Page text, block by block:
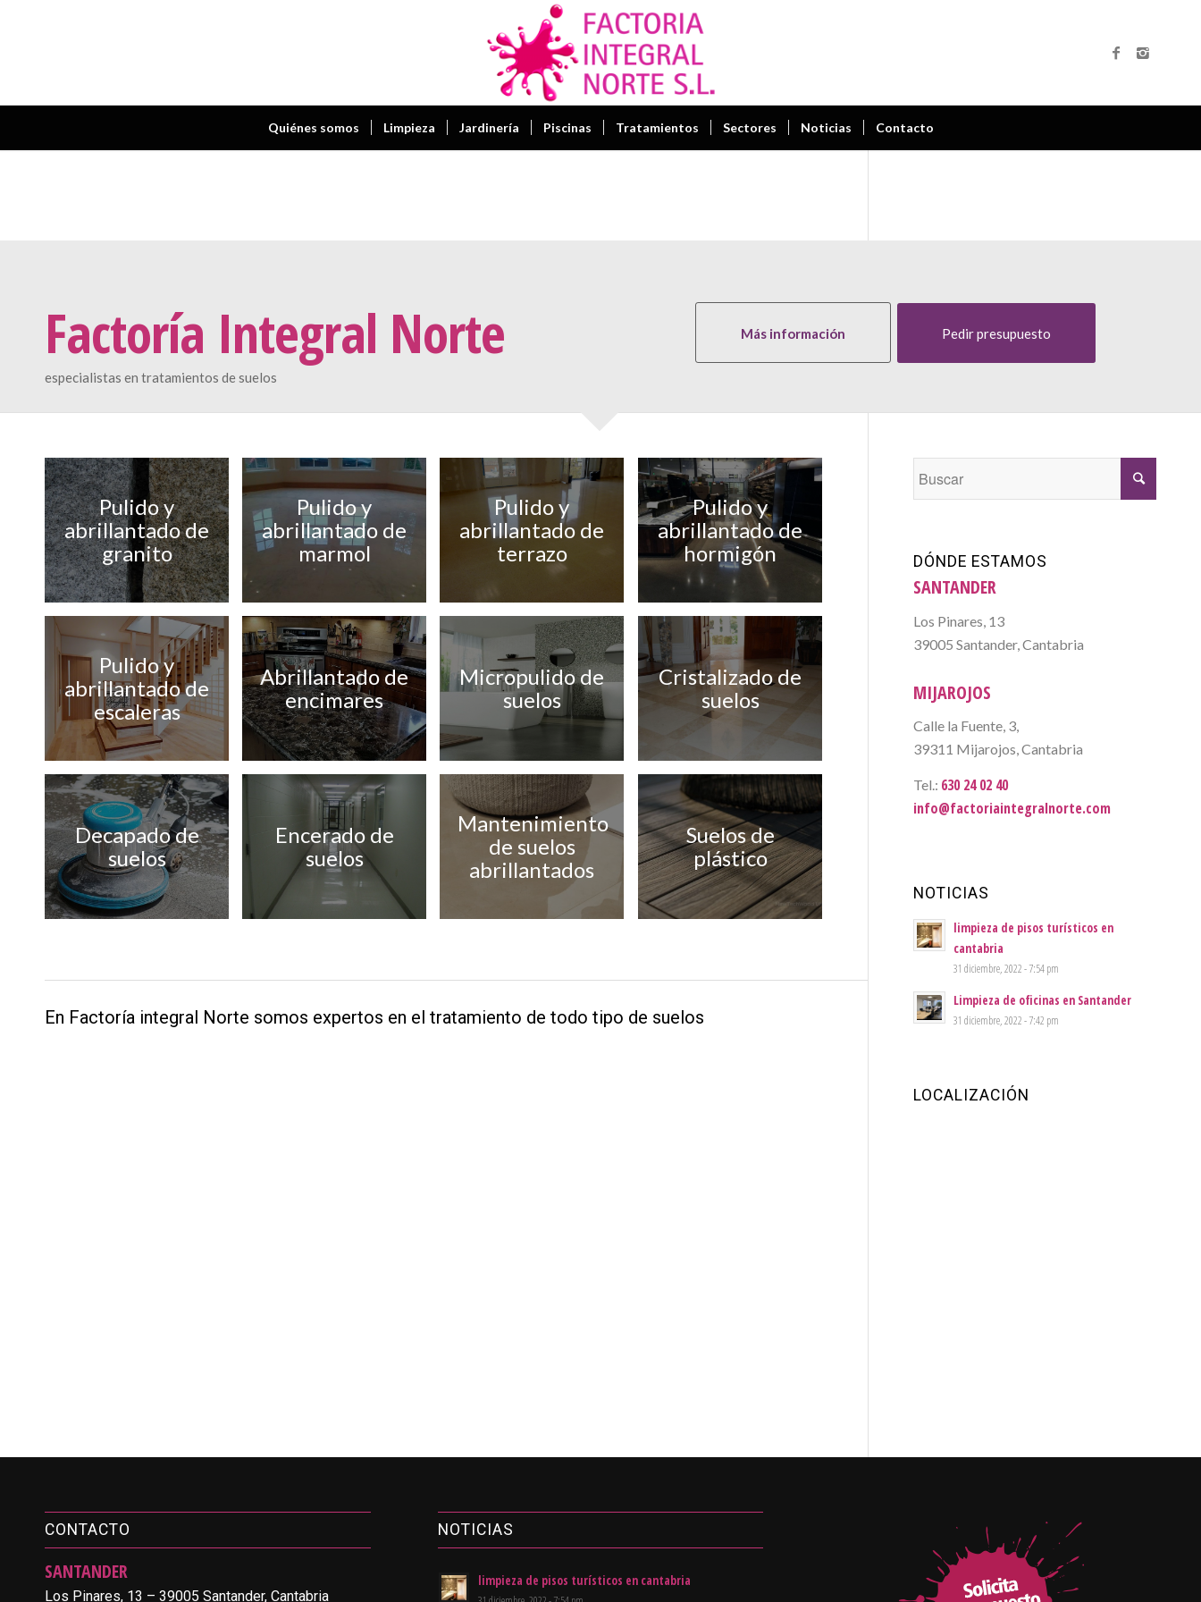
Quiénes somos Limpieza Jardinería Piscinas Tratamientos Sectores Noticias Contacto
Factoría Integral Norte
especialistas en tratamientos de suelos
Más información Pedir presupuesto
Pulido y
abrillantado de
granito
Pulido y
abrillantado de
marmol
Pulido y
abrillantado de
terrazo
Pulido y
abrillantado de
hormigón
Pulido y
abrillantado de
escaleras
Abrillantado de
encimares
Micropulido de
suelos
Cristalizado de
suelos
Decapado de
suelos
Encerado de
suelos
Mantenimiento
de suelos
abrillantados
Suelos de
plástico
En Factoría integral Norte somos expertos en el tratamiento de todo tipo de suelos
DÓNDE ESTAMOS
SANTANDER
Los Pinares, 13
39005 Santander, Cantabria
MIJAROJOS
Calle la Fuente, 3,
39311 Mijarojos, Cantabria
Tel.: 630 24 02 40
info@factoriaintegralnorte.com
NOTICIAS
limpieza de pisos turísticos en
cantabria
31 diciembre, 2022 - 7:54 pm
Limpieza de oficinas en Santander
31 diciembre, 2022 - 7:42 pm
LOCALIZACIÓN
CONTACTO
SANTANDER
Los Pinares, 13 – 39005 Santander, Cantabria
NOTICIAS
limpieza de pisos turísticos en cantabria